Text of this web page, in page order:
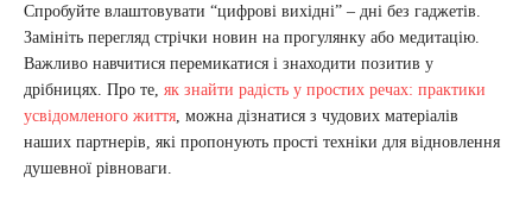
Спробуйте влаштовувати “цифрові вихідні” – дні без гаджетів.
Замініть перегляд стрічки новин на прогулянку або медитацію.
Важливо навчитися перемикатися і знаходити позитив у
дрібницях. Про те, як знайти радість у простих речах: практики
усвідомленого життя , можна дізнатися з чудових матеріалів
наших партнерів, які пропонують прості техніки для відновлення
душевної рівноваги.